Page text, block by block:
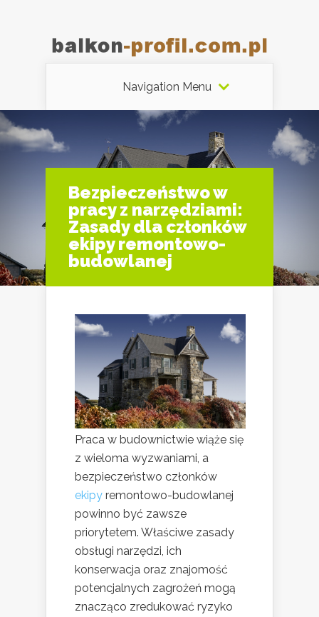
Navigation Menu
Bezpieczeństwo w
pracy z narzędziami:
Zasady dla członków
ekipy remontowo-
budowlanej
Praca w budownictwie wiąże się
z wieloma wyzwaniami, a
bezpieczeństwo członków
ekipy remontowo-budowlanej
powinno być zawsze
priorytetem. Właściwe zasady
obsługi narzędzi, ich
konserwacja oraz znajomość
potencjalnych zagrożeń mogą
znacząco zredukować ryzyko